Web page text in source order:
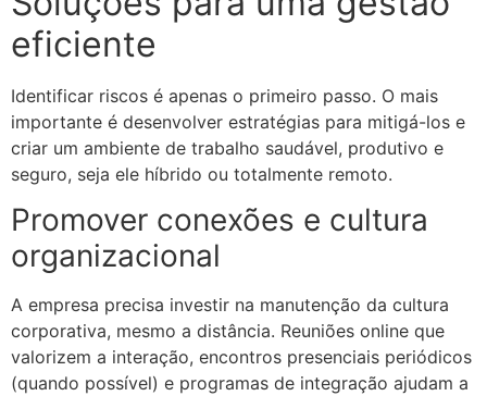
eficiente
Identificar riscos é apenas o primeiro passo. O mais
importante é desenvolver estratégias para mitigá-los e
criar um ambiente de trabalho saudável, produtivo e
seguro, seja ele híbrido ou totalmente remoto.
Promover conexões e cultura
organizacional
A empresa precisa investir na manutenção da cultura
corporativa, mesmo a distância. Reuniões online que
valorizem a interação, encontros presenciais periódicos
(quando possível) e programas de integração ajudam a